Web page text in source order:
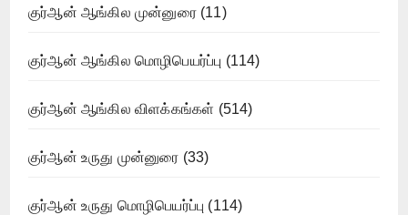
குர்ஆன் ஆங்கில முன்னுரை(11)
குர்ஆன் ஆங்கில மொழிபெயர்ப்பு (114)
குர்ஆன் ஆங்கில விளக்கங்கள் (514)
குர்ஆன் உருது முன்னுரை (33)
குர்ஆன் உருது மொழிபெயர்ப்பு (114)